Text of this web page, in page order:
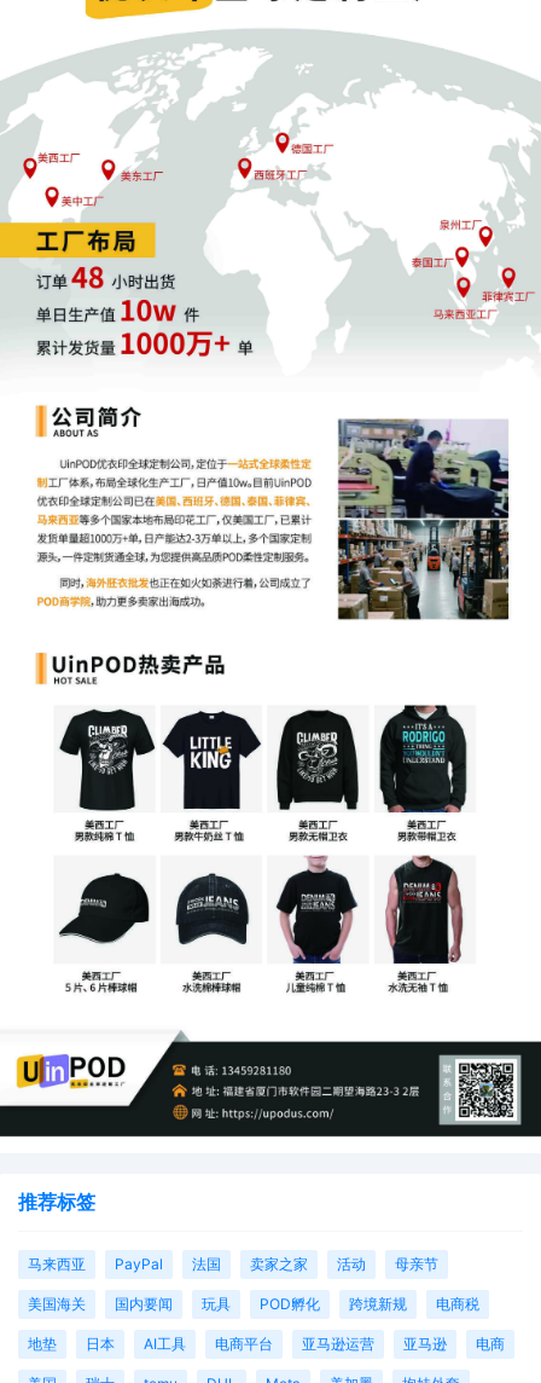
推荐标签
马来西亚 PayPal 法国 卖家之家 活动 母亲节
美国海关 国内要闻 玩具 POD孵化 跨境新规 电商税
地垫 日本 AI工具 电商平台 亚马逊运营 亚马逊 电商